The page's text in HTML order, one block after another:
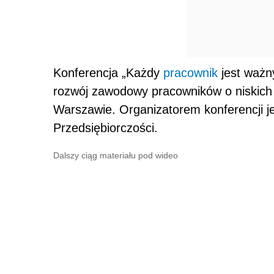
Konferencja „Każdy pracownik jest
rozwój zawodowy pracowników o
Warszawie. Organizatorem konferencji
Przedsiębiorczości.
Dalszy ciąg materiału pod wideo